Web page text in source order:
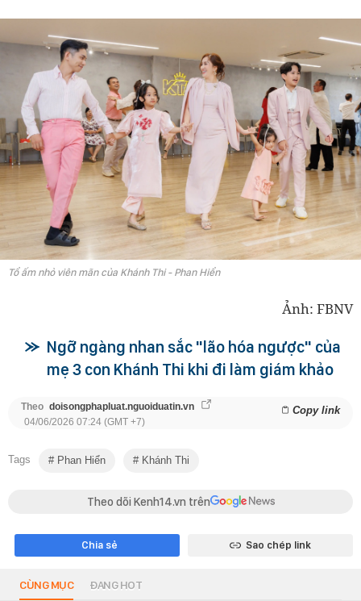
Tổ ấm nhỏ viên mãn của Khánh Thi - Phan Hiển
Ảnh: FBNV
Ngỡ ngàng nhan sắc "lão hóa ngược" của
mẹ 3 con Khánh Thi khi đi làm giám khảo
Theo doisongphapluat.nguoiduatin.vn Copy link
04/06/2026 07:24 (GMT +7)
Tags Phan Hiển Khánh Thi
Theo dõi Kenh14.vn trên
Chia sẻ Sao chép link
CÙNG MỤC ĐANG HOT